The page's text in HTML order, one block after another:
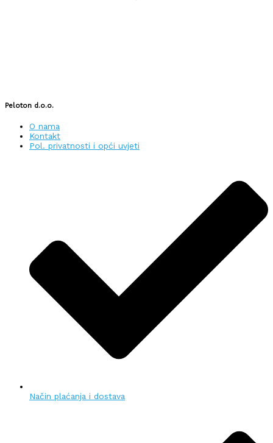
Peloton d.o.o.
O nama
Kontakt
Pol. privatnosti i opći uvjeti
Način plaćanja i dostava